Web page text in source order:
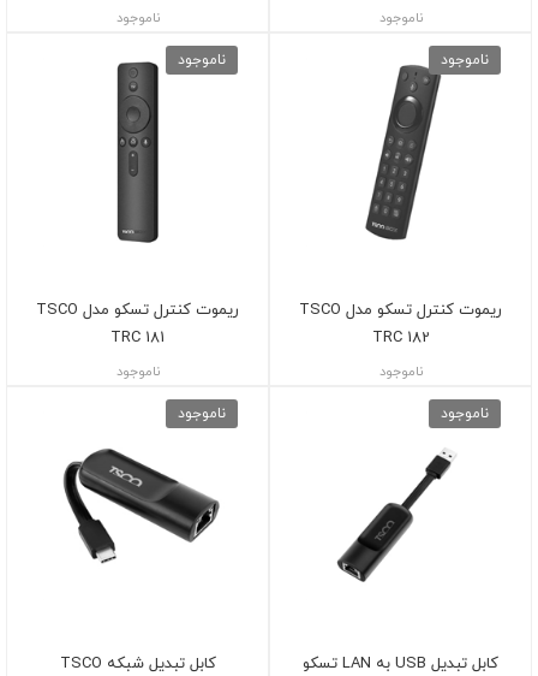
ناموجود ناموجود
ناموجود
ریموت کنترل تسکو مدل TSCO
TRC 182
ناموجود
ناموجود
ریموت کنترل تسکو مدل TSCO
TRC 181
ناموجود
ناموجود
کابل تبدیل USB به LAN تسکو
ناموجود
کابل تبدیل شبکه TSCO